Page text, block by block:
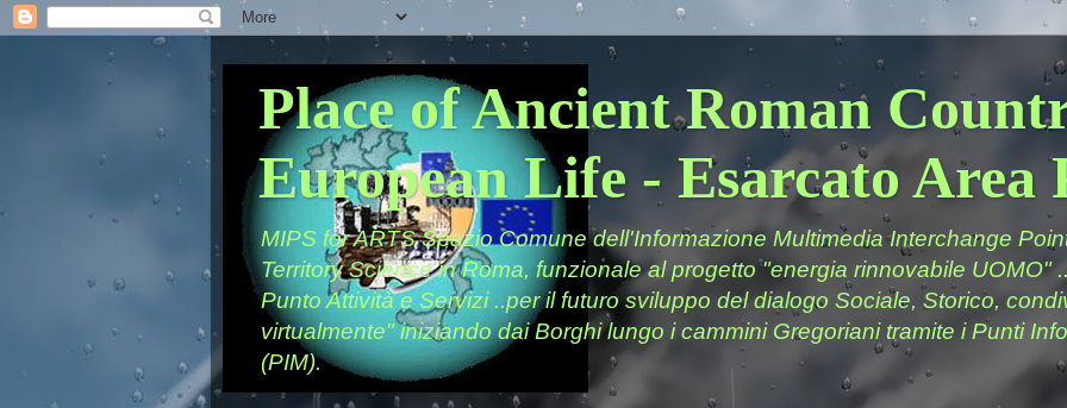
Place of Ancient Roman
European Life - Esarcato Area
MIPS for ARTS Spazio Comune dell'Informazione Multimedia Interchange
Territory Science in Roma, funzionale al progetto "energia rinnovabile UOMO"
Punto Attività e Servizi ..per il futuro sviluppo del dialogo Sociale, Storico,
virtualmente" iniziando dai Borghi lungo i cammini Gregoriani tramite i Punti
(PIM).